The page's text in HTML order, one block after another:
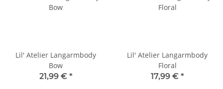
Lil' Atelier Langarmbody
Bow
21,99 € *
Lil' Atelier Langarmbody
Floral
17,99 € *